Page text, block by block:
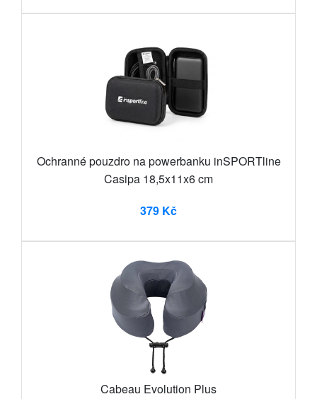
Ochranné pouzdro na powerbanku inSPORTline
Casipa 18,5x11x6 cm
379 Kč
Cabeau Evolution Plus